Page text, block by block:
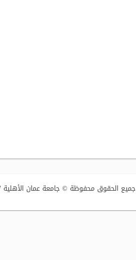
جميع الحقوق محفوظة © جامعة عمان الأهلية 2017 | تصميم وتطوير الشركة الفنية لتوطين التقنية (ATS)